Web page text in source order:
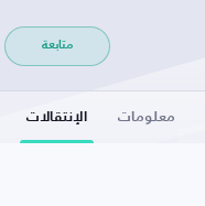
متابعة
معلومات الإنتقالات